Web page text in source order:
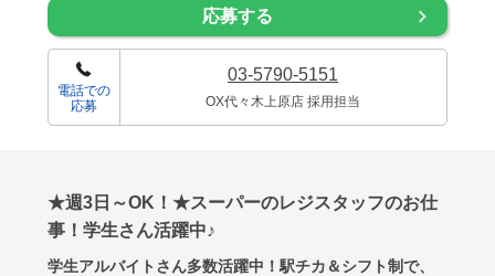
応募する
電話での
応募
03-5790-5151
OX代々木上原店 採用担当
★週3日～OK！★スーパーのレジスタッフのお仕
事！学生さん活躍中♪
学生アルバイトさん多数活躍中！駅チカ＆シフト制で、